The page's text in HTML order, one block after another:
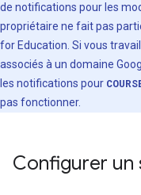
de notifications pour les
propriétaire ne fait pas
for Education. Si vous
associés à un domaine
les notifications pour
pas fonctionner.
Configurer un